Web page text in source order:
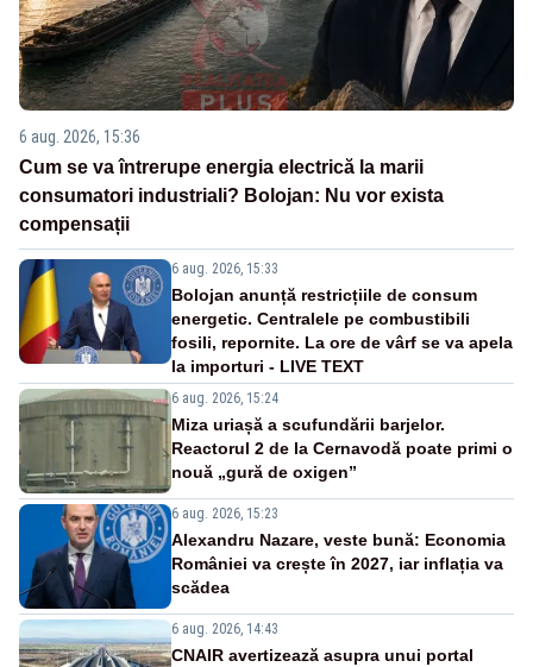
6 aug. 2026, 15:36
Cum se va întrerupe energia electrică la marii
consumatori industriali? Bolojan: Nu vor exista
compensații
6 aug. 2026, 15:33
Bolojan anunță restricțiile de consum
energetic. Centralele pe combustibili
fosili, repornite. La ore de vârf se va apela
la importuri - LIVE TEXT
6 aug. 2026, 15:24
Miza uriașă a scufundării barjelor.
Reactorul 2 de la Cernavodă poate primi o
nouă „gură de oxigen”
6 aug. 2026, 15:23
Alexandru Nazare, veste bună: Economia
României va crește în 2027, iar inflația va
scădea
6 aug. 2026, 14:43
CNAIR avertizează asupra unui portal